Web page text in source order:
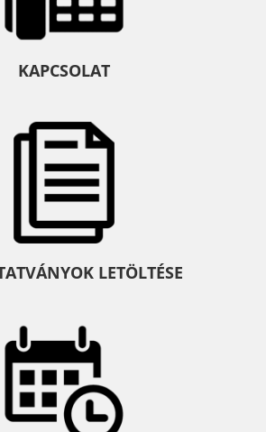
KAPCSOLAT
LETÖLTÉSE